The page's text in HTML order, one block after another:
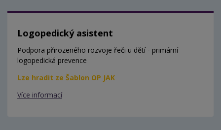
Logopedický asistent
Podpora přirozeného rozvoje řeči u dětí - primární
logopedická prevence
Lze hradit ze Šablon OP JAK
Více informací